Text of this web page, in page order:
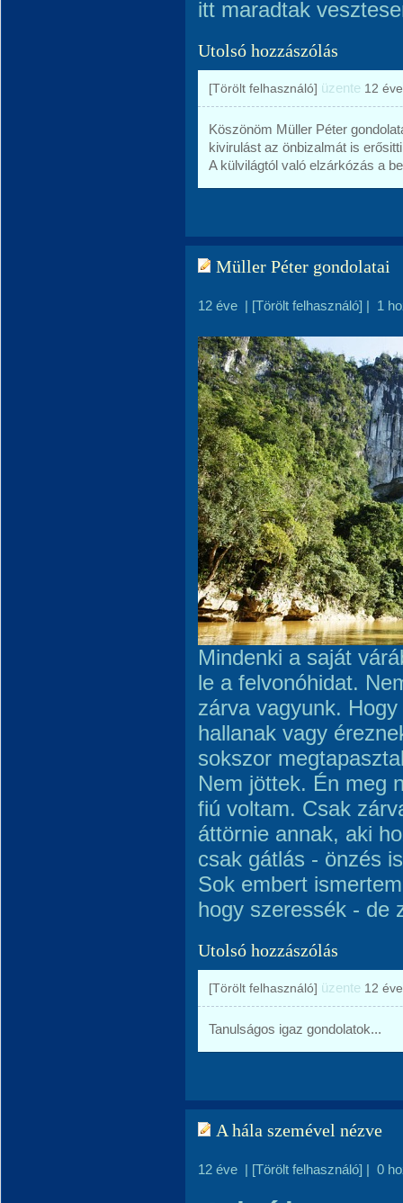
itt maradtak
Utolsó hozzászólás
[Törölt felhasználó] üzente 12 éve
Köszönöm Müller Péter
kivirulást az önbizalmát is
A külvilágtól való elzárkózás a
Müller Péter gondolatai
12 éve | [Törölt felhasználó] | 1
Mindenki a saját
le a felvonóhidat.
zárva vagyunk.
hallanak vagy
sokszor
Nem jöttek. Én meg
fiú voltam. Csak
áttörnie annak, aki
csak gátlás - önzés
Sok embert
hogy szeressék - de
Utolsó hozzászólás
[Törölt felhasználó] üzente 12 éve
Tanulságos igaz gondolatok...
A hála szemével nézve
12 éve | [Törölt felhasználó] | 0